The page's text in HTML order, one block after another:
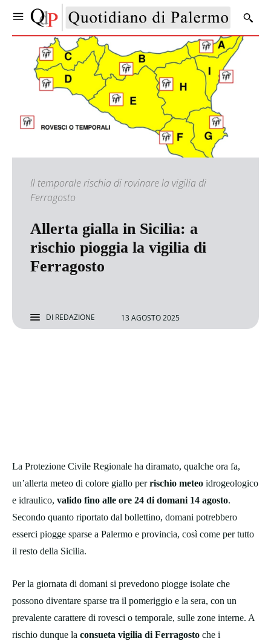
Il temporale rischia di rovinare la vigilia di
Ferragosto
Allerta gialla in Sicilia: a
rischio pioggia la vigilia di
Ferragosto
DI REDAZIONE 13 AGOSTO 2025
La Protezione Civile Regionale ha diramato, qualche ora fa,
un’allerta meteo di colore giallo perrischio meteo idrogeologico
e idraulico, valido fino alle ore 24 di domani 14 agosto.
Secondo quanto riportato dal bollettino, domani potrebbero
esserci piogge sparse a Palermo e provincia, così come per tutto
il resto della Sicilia.
Per la giornata di domani si prevedono piogge isolate che
possono diventare sparse tra il pomeriggio e la sera, con un
prevalente carattere di rovesci o temporale, sulle zone interne. A
rischio dunque la consueta vigilia di Ferragosto che i